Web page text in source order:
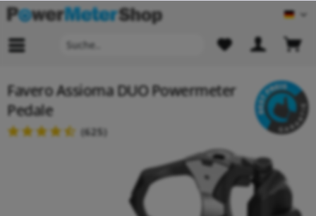
Favero Assioma DUO Powermeter
Pedale
(625)